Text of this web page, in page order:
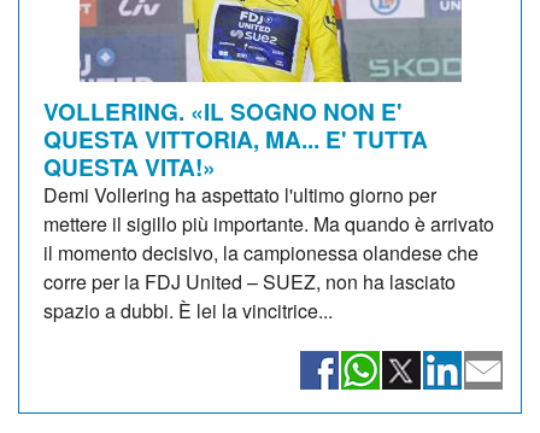
VOLLERING. «IL SOGNO NON E'
QUESTA VITTORIA, MA... E' TUTTA
QUESTA VITA!»
Demi Vollering ha aspettato l'ultimo giorno per
mettere il sigillo più importante. Ma quando è arrivato
il momento decisivo, la campionessa olandese che
corre per la FDJ United – SUEZ, non ha lasciato
spazio a dubbi. È lei la vincitrice...